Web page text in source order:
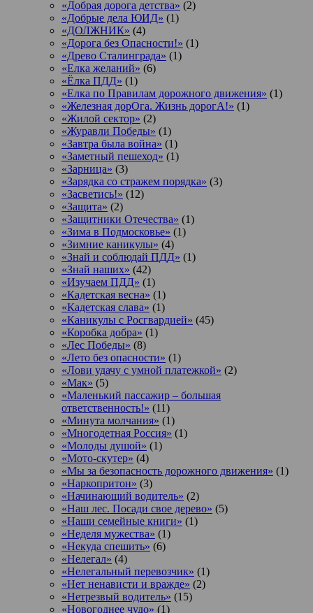
«Добрая дорога детства» (2)
«Добрые дела ЮИД» (1)
«ДОЛЖНИК» (4)
«Дорога без Опасности!» (1)
«Древо Сталинграда» (1)
«Елка желаний» (6)
«Ёлка ПДД» (1)
«Елка по Правилам дорожного движения» (1)
«Железная дорОга. Жизнь дорогА!» (1)
«Жилой сектор» (2)
«Журавли Победы» (1)
«Завтра была война» (1)
«Заметный пешеход» (1)
«Зарница» (3)
«Зарядка со стражем порядка» (3)
«Засветись!» (12)
«Защита» (2)
«Защитники Отечества» (1)
«Зима в Подмосковье» (1)
«Зимние каникулы» (4)
«Знай и соблюдай ПДД» (1)
«Знай наших» (42)
«Изучаем ПДД» (1)
«Кадетская весна» (1)
«Кадетская слава» (1)
«Каникулы с Росгвардией» (45)
«Коробка добра» (1)
«Лес Победы» (8)
«Лето без опасности» (1)
«Лови удачу с умной платежкой» (2)
«Мак» (5)
«Маленький пассажир – большая
ответственность!» (11)
«Минута молчания» (1)
«Многодетная Россия» (1)
«Молоды душой» (1)
«Мото-скутер» (4)
«Мы за безопасность дорожного движения» (1)
«Наркопритон» (3)
«Начинающий водитель» (2)
«Наш лес. Посади свое дерево» (5)
«Наши семейные книги» (1)
«Неделя мужества» (1)
«Некуда спешить» (6)
«Нелегал» (4)
«Нелегальный перевозчик» (1)
«Нет ненависти и вражде» (2)
«Нетрезвый водитель» (15)
«Новогоднее чудо» (1)